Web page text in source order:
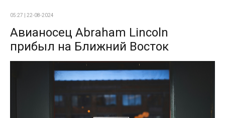
05:27 | 22-08-2024
Авианосец Abraham Lincoln
прибыл на Ближний Восток